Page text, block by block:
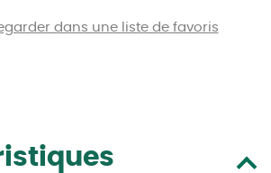
dans une liste de favoris